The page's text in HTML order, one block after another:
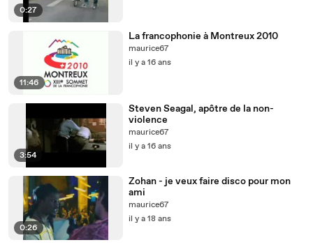
0:27
11:46
La francophonie à Montreux 2010
maurice67
il y a 16 ans
3:54
Steven Seagal, apôtre de la non-
violence
maurice67
il y a 16 ans
0:26
Zohan - je veux faire disco pour mon
ami
maurice67
il y a 18 ans